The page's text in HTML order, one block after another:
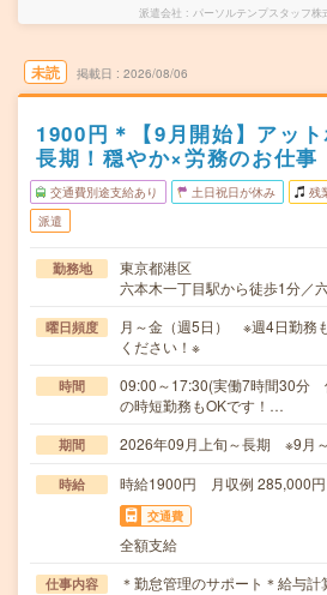
派遣会社 パーソルテンプスタッフ
未読 掲載日 2026/08/06
1900円＊【9月開始】アット
長期！穏やか×労務のお仕事
交通費別途支給あり 土日祝日が休み 残
派遣
勤務地
東京都港区
六本木一丁目駅から徒歩1分／
曜日頻度
月～金（週5日） ※週4日勤務
ください！※
時間
09:00～17:30(実働7時間30分
の時短勤務もOKです！…
期間 2026年09月上旬～長期 ※9月
時給 時給1900円 月収例 285,000円
交通費
全額支給
仕事内容
＊勤怠管理のサポート＊給与